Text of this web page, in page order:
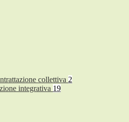
collettiva 2
integrativa 19